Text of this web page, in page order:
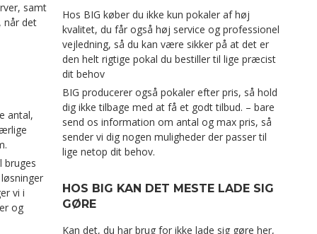
samt
når det
antal,
bruges
vi i
og
Hos BIG køber du ikke kun pokaler af høj
kvalitet, du får også høj service og professionel
vejledning, så du kan være sikker på at det er
den helt rigtige pokal du bestiller til lige præcist
dit behov
BIG producerer også pokaler efter pris, så hold
dig ikke tilbage med at få et godt tilbud. – bare
send os information om antal og max pris, så
sender vi dig nogen muligheder der passer til
lige netop dit behov.
HOS BIG KAN DET MESTE LADE SIG
GØRE
Kan det, du har brug for ikke lade sig gøre her,